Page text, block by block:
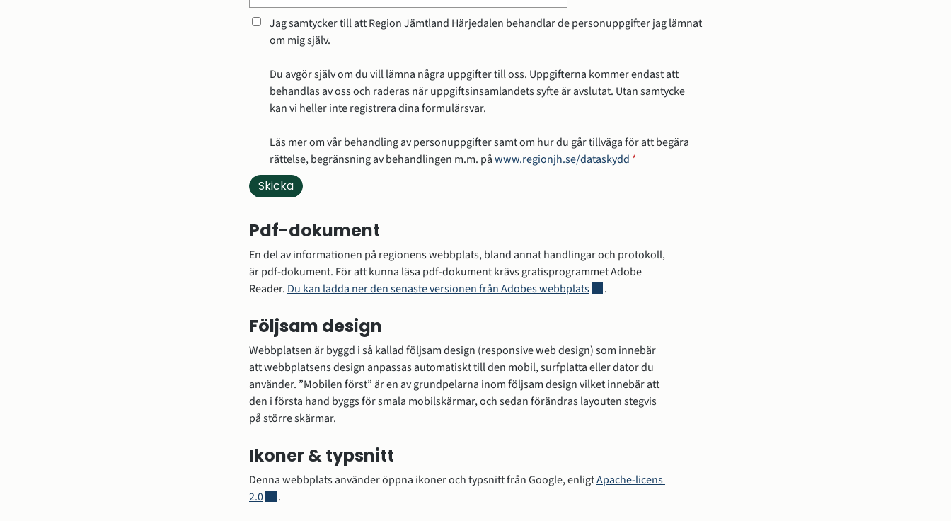
Jag samtycker till att Region Jämtland Härjedalen behandlar de personuppgifter jag lämnat
om mig själv.
Du avgör själv om du vill lämna några uppgifter till oss. Uppgifterna kommer endast att
behandlas av oss och raderas när uppgiftsinsamlandets syfte är avslutat. Utan samtycke
kan vi heller inte registrera dina formulärsvar.
Läs mer om vår behandling av personuppgifter samt om hur du går tillväga för att begära
rättelse, begränsning av behandlingen m.m. påwww.regionjh.se/dataskydd *
Pdf-dokument
En del av informationen på regionens webbplats, bland annat handlingar och protokoll,
är pdf-dokument. För att kunna läsa pdf-dokument krävs gratisprogrammet Adobe
Reader. Du kan ladda ner den senaste versionen från Adobes webbplatsLänk till annan webbplats, öppnas i nytt fönster.
.
Följsam design
Webbplatsen är byggd i så kallad följsam design (responsive web design) som innebär
att webbplatsens design anpassas automatiskt till den mobil, surfplatta eller dator du
använder. ”Mobilen först” är en av grundpelarna inom följsam design vilket innebär att
den i första hand byggs för smala mobilskärmar, och sedan förändras layouten stegvis
på större skärmar.
Ikoner & typsnitt
Denna webbplats använder öppna ikoner och typsnitt från Google, enligt Apache-licens
2.0Länk till annan webbplats.
.